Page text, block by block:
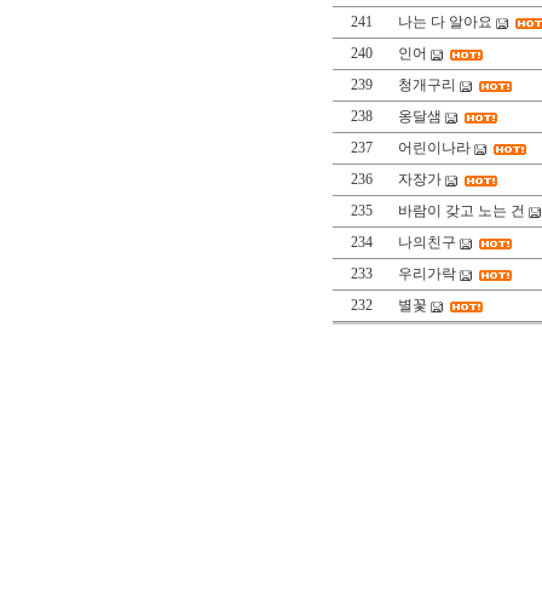
241
나는 다 알아요
240
인어
239
청개구리
238
옹달샘
237
어린이나라
236
자장가
235
바람이 갖고 노는 건
234
나의친구
233
우리가락
232
별꽃